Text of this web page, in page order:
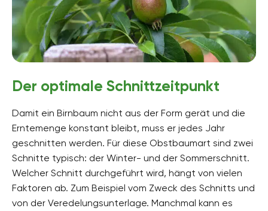
Der optimale Schnittzeitpunkt
Damit ein Birnbaum nicht aus der Form gerät und die
Erntemenge konstant bleibt, muss er jedes Jahr
geschnitten werden. Für diese Obstbaumart sind zwei
Schnitte typisch: der Winter- und der Sommerschnitt.
Welcher Schnitt durchgeführt wird, hängt von vielen
Faktoren ab. Zum Beispiel vom Zweck des Schnitts und
von der Veredelungsunterlage. Manchmal kann es